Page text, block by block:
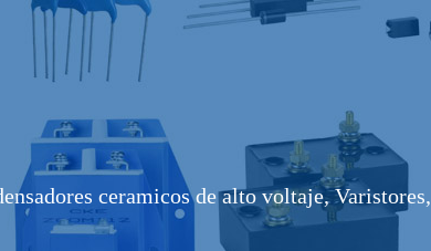
ceramicos de alto voltaje, Varistores,